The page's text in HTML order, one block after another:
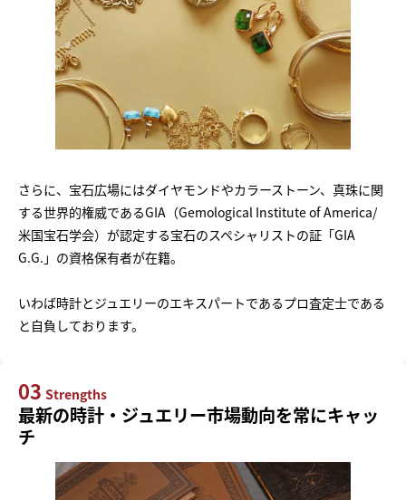
さらに、宝石広場にはダイヤモンドやカラーストーン、真珠に関
する世界的権威であるGIA（Gemological Institute of America/
米国宝石学会）が認定する宝石のスペシャリストの証「GIA
G.G.」の資格保有者が在籍。
いわば時計とジュエリーのエキスパートであるプロ査定士である
と自負しております。
03 Strengths
最新の時計・ジュエリー市場動向を常にキャッ
チ